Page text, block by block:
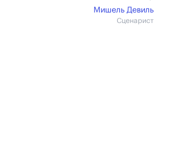
Мишель Девиль
Сценарист